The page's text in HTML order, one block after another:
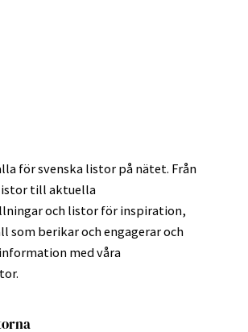
för svenska listor på nätet. Från
till aktuella
och listor för inspiration,
som berikar och engagerar och
med våra